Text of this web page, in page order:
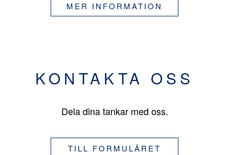
MER INFORMATION
KONTAKTA OSS
Dela dina tankar med oss.
TILL FORMULÄRET